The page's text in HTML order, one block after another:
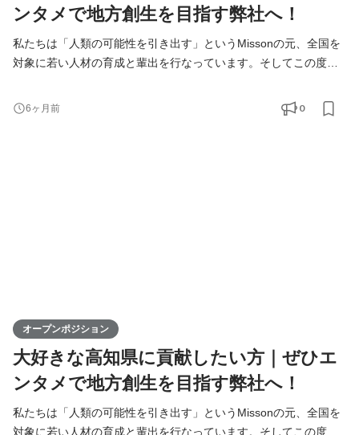
ンタメで地方創生を目指す弊社へ！
私たちは「人類の可能性を引き出す」というMissonの元、全国を
対象に若い人材の育成と輩出を行なっています。そしてこの度、
支社を通じて、地元企業との連携を図りながら地域の魅力を最大
限に活かし、地方から全国へと挑戦の輪を広げていきます。地方
6ヶ月前 0
オープンポジション
大好きな高知県に貢献したい方｜ぜひエ
ンタメで地方創生を目指す弊社へ！
私たちは「人類の可能性を引き出す」というMissonの元、全国を
対象に若い人材の育成と輩出を行なっています。そしてこの度、